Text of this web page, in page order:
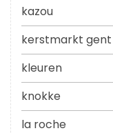
kazou
kerstmarkt gent
kleuren
knokke
la roche